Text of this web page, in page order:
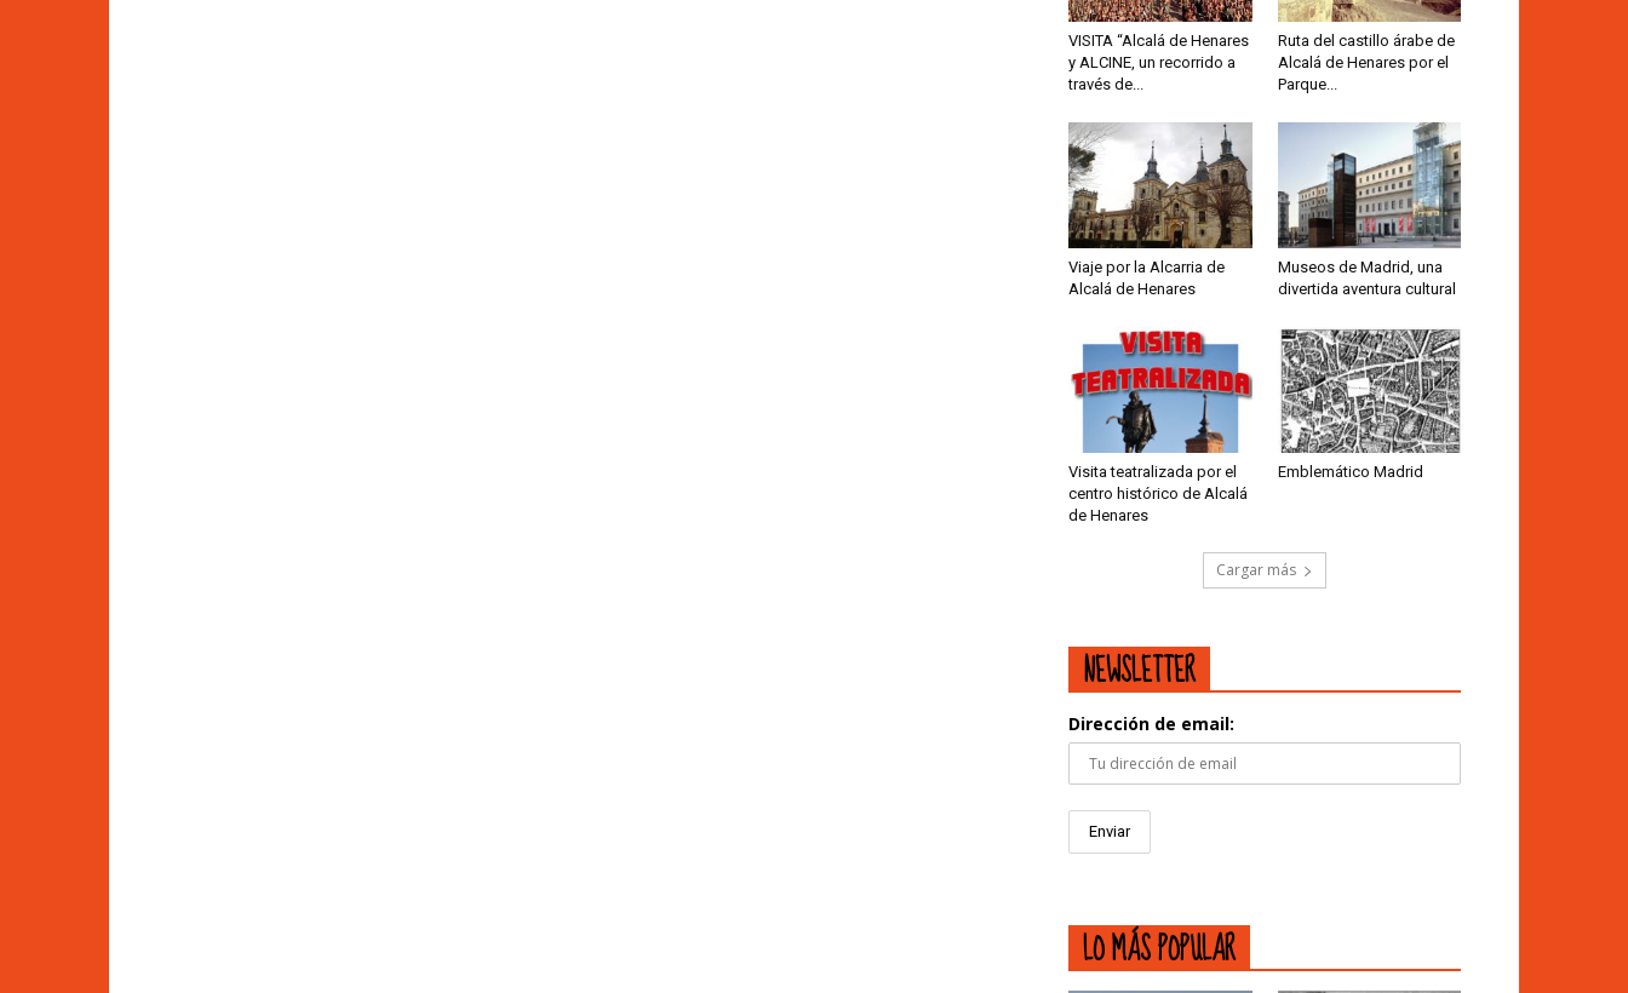
VISITA “Alcalá de Henares
y ALCINE, un recorrido a
través de...
Ruta del castillo árabe de
Alcalá de Henares por el
Parque...
Viaje por la Alcarria de
Alcalá de Henares
Museos de Madrid, una
divertida aventura cultural
Visita teatralizada por el
centro histórico de Alcalá
de Henares
Emblemático Madrid
Cargar más
NEWSLETTER
Dirección de email:
LO MÁS POPULAR